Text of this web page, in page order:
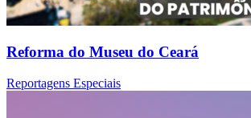
Reforma do Museu do Ceará
Reportagens Especiais